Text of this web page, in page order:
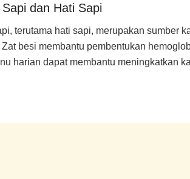
dan Hati Sapi
terutama hati sapi, merupakan sumber
Zat besi membantu pembentukan
harian dapat membantu meningkatkan